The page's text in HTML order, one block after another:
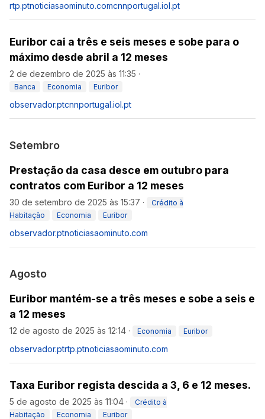
rtp.ptnoticiasaominuto.comcnnportugal.iol.pt
Euribor cai a três e seis meses e sobe para o
máximo desde abril a 12 meses
2 de dezembro de 2025 às 11:35 ·
Banca Economia Euribor
observador.ptcnnportugal.iol.pt
Setembro
Prestação da casa desce em outubro para
contratos com Euribor a 12 meses
30 de setembro de 2025 às 15:37 ·
Crédito à
Habitação
Economia Euribor
observador.ptnoticiasaominuto.com
Agosto
Euribor mantém-se a três meses e sobe a seis e
a 12 meses
12 de agosto de 2025 às 12:14 · Economia Euribor
observador.ptrtp.ptnoticiasaominuto.com
Taxa Euribor regista descida a 3, 6 e 12 meses.
5 de agosto de 2025 às 11:04 ·
Crédito à
Habitação
Economia Euribor